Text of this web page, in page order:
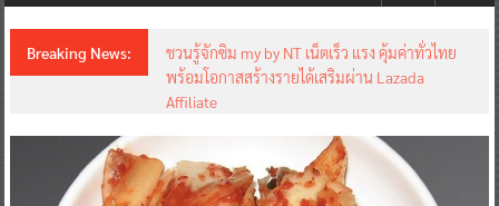
Breaking News:
ชวนรู้จักซิม my by NT เน็ตเร็ว แรง คุ้มค่าทั่วไทย
พร้อมโอกาสสร้างรายได้เสริมผ่าน Lazada
Affiliate